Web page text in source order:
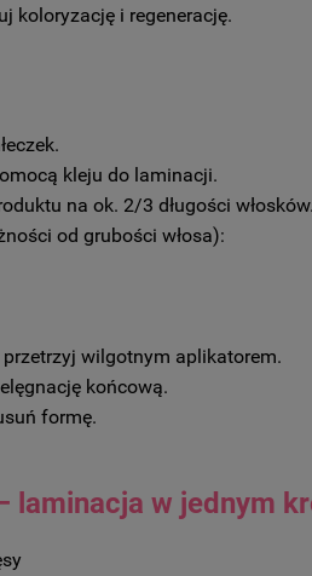
koloryzację i regenerację.
kleju do laminacji.
na ok. 2/3 długości włosków.
od grubości włosa):
wilgotnym aplikatorem.
końcową.
formę.
laminacja w jednym